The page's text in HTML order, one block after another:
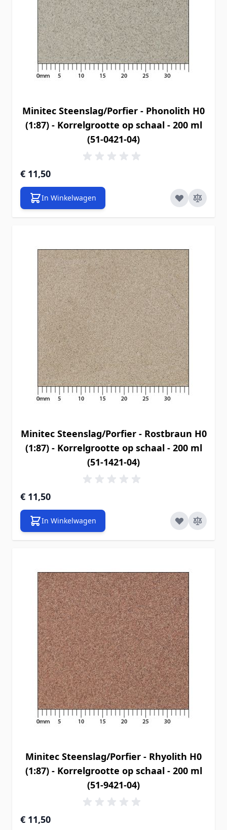
Minitec Steenslag/Porfier - Phonolith H0
(1:87) - Korrelgrootte op schaal - 200 ml
(51-0421-04)
€ 11,50
In Winkelwagen
Minitec Steenslag/Porfier - Rostbraun H0
(1:87) - Korrelgrootte op schaal - 200 ml
(51-1421-04)
€ 11,50
In Winkelwagen
Minitec Steenslag/Porfier - Rhyolith H0
(1:87) - Korrelgrootte op schaal - 200 ml
(51-9421-04)
€ 11,50